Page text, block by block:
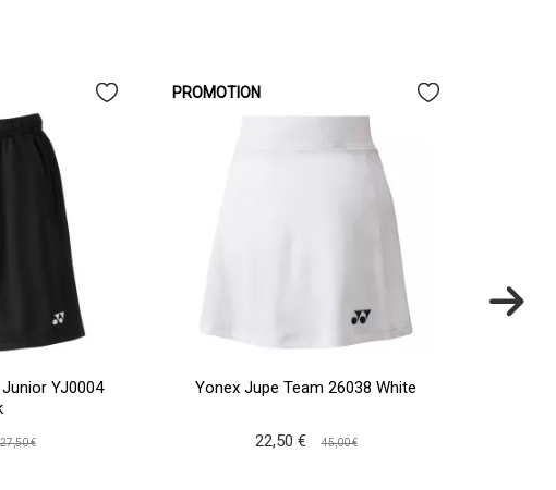
YJ0004
27,50 €
PROMOTION
Yonex Jupe Team 26038 White
22,50 € 45,00 €